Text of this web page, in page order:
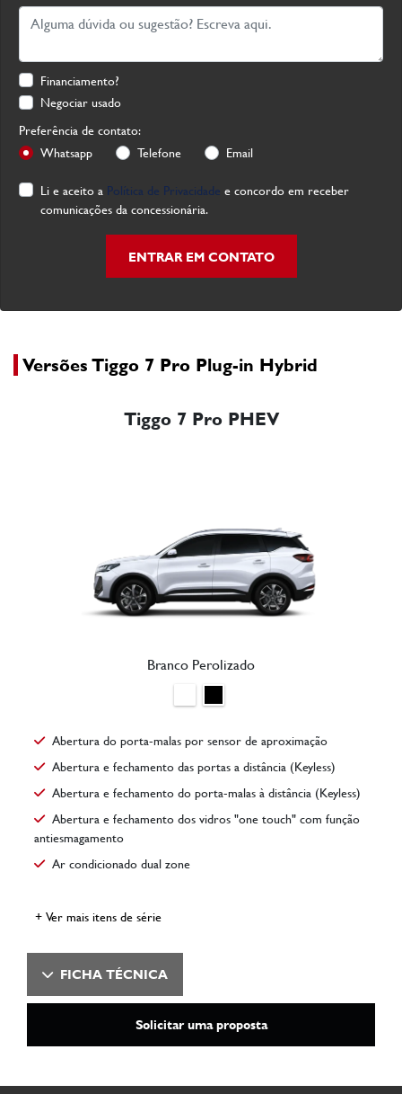
Financiamento?
Negociar usado
Preferência de contato:
Whatsapp
Telefone
Email
Li e aceito a Política de Privacidade e concordo em receber
comunicações da concessionária.
ENTRAR EM CONTATO
Versões Tiggo 7 Pro Plug-in Hybrid
Tiggo 7 Pro PHEV
Branco Perolizado
Abertura do porta-malas por sensor de aproximação
Abertura e fechamento das portas a distância (Keyless)
Abertura e fechamento do porta-malas à distância (Keyless)
Abertura e fechamento dos vidros "one touch" com função
antiesmagamento
Ar condicionado dual zone
+ Ver mais itens de série
FICHA TÉCNICA
Solicitar uma proposta